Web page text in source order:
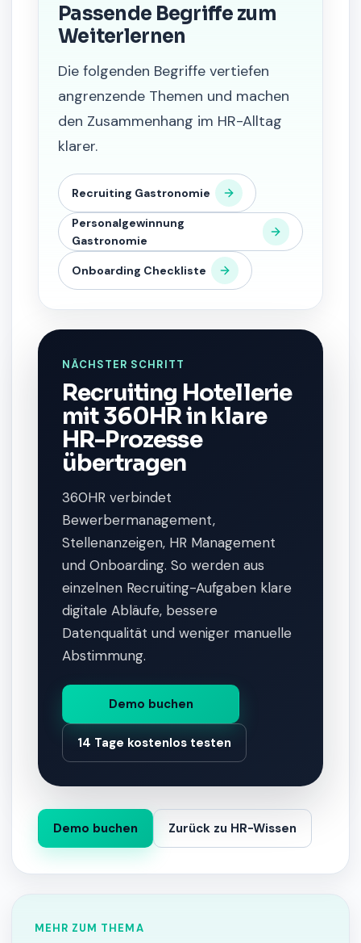
Passende Begriffe zum
Weiterlernen
Die folgenden Begriffe vertiefen
angrenzende Themen und machen
den Zusammenhang im HR-Alltag
klarer.
Recruiting Gastronomie
Personalgewinnung
Gastronomie
Onboarding Checkliste
NÄCHSTER SCHRITT
Recruiting Hotellerie
mit 360HR in klare
HR-Prozesse
übertragen
360HR verbindet
Bewerbermanagement,
Stellenanzeigen, HR Management
und Onboarding. So werden aus
einzelnen Recruiting-Aufgaben klare
digitale Abläufe, bessere
Datenqualität und weniger manuelle
Abstimmung.
Demo buchen
14 Tage kostenlos testen
Demo buchen Zurück zu HR-Wissen
MEHR ZUM THEMA